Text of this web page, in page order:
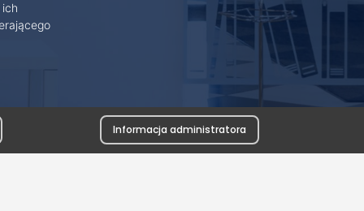
Informacja administratora